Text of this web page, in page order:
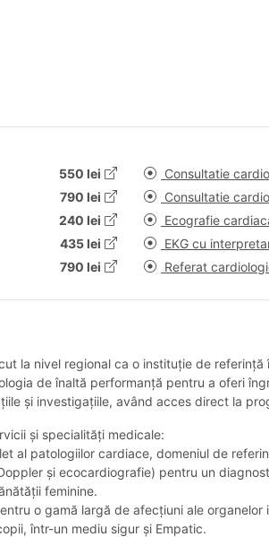
550 lei Consultatie
790 lei Consultatie
240 lei Ecografie
435 lei EKG cu
790 lei Referat
la nivel regional ca o instituție de
de înaltă performanță pentru a oferi
și investigațiile, având acces direct la
și specialități medicale:
al patologiilor cardiace, domeniul de
și ecocardiografie) pentru un
feminine.
o gamă largă de afecțiuni ale organelor
într-un mediu sigur și Empatic.